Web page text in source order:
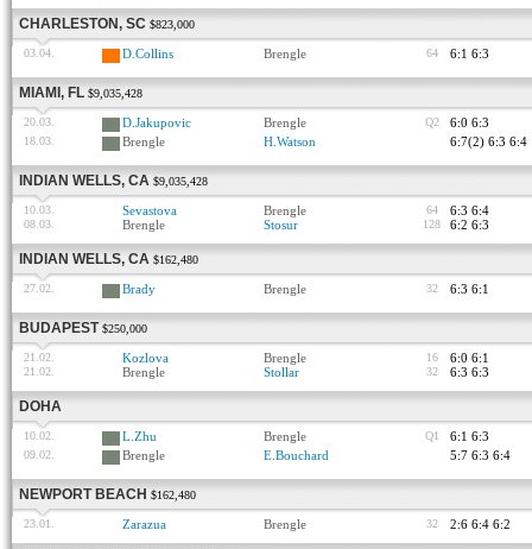
CHARLESTON, SC $823,000
03.04. D.Collins Brengle 64 6:1 6:3
MIAMI, FL $9,035,428
20.03. D.Jakupovic Brengle Q2 6:0 6:3
18.03. Brengle H.Watson 6:7(2) 6:3 6:4
INDIAN WELLS, CA $9,035,428
10.03. Sevastova Brengle 64 6:3 6:4
08.03. Brengle Stosur 128 6:2 6:3
INDIAN WELLS, CA $162,480
27.02. Brady Brengle 32 6:3 6:1
BUDAPEST $250,000
21.02. Kozlova Brengle 16 6:0 6:1
21.02. Brengle Stollar 32 6:3 6:3
DOHA
10.02. L.Zhu Brengle Q1 6:1 6:3
09.02. Brengle E.Bouchard 5:7 6:3 6:4
NEWPORT BEACH $162,480
23.01. Zarazua Brengle 32 2:6 6:4 6:2